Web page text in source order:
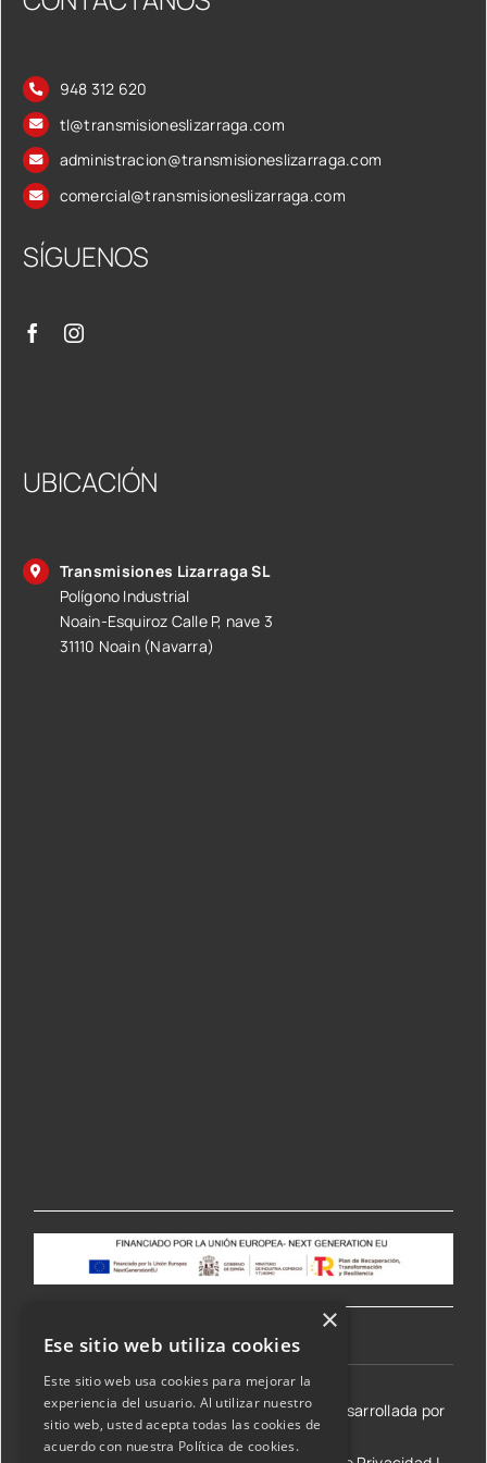
948 312 620
tl@transmisioneslizarraga.com
administracion@transmisioneslizarraga.com
comercial@transmisioneslizarraga.com
SÍGUENOS
UBICACIÓN
Transmisiones Lizarraga SL
Polígono Industrial
Noain-Esquiroz Calle P, nave 3
31110 Noain (Navarra)
©2026 Transmisiones Lizarraga SL | Web desarrollada por
×
Ese sitio web utiliza cookies
Este sitio web usa cookies para mejorar la
experiencia del usuario. Al utilizar nuestro
sitio web, usted acepta todas las cookies de
acuerdo con nuestra Política de cookies.